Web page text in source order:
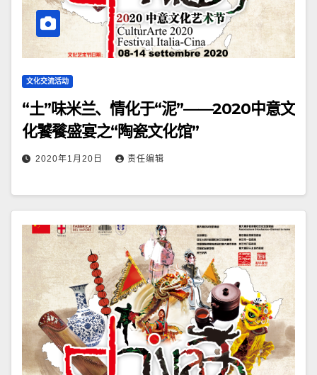
文化交流活动
“土”味米兰、情化于“泥”——2020中意文
化饕餮盛宴之“陶瓷文化馆”
2020年1月20日 责任编辑